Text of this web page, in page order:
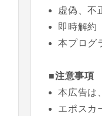
虚偽、不
即時解約
本プログ
■注意事項
本広告は
エポスカ